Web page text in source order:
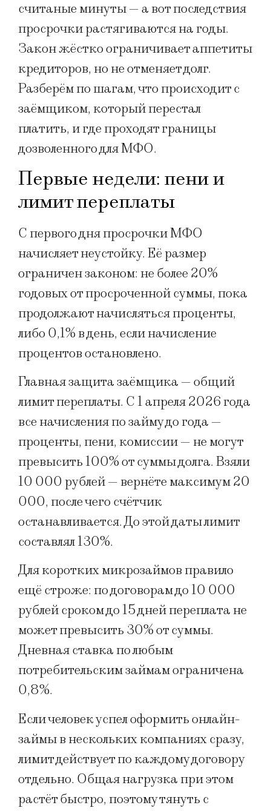
считаные минуты — а вот последствия
просрочки растягиваются на годы.
Закон жёстко ограничивает аппетиты
кредиторов, но не отменяет долг.
Разберём по шагам, что происходит с
заёмщиком, который перестал
платить, и где проходят границы
дозволенного для МФО.
Первые недели: пени и
лимит переплаты
С первого дня просрочки МФО
начисляет неустойку. Её размер
ограничен законом: не более 20%
годовых от просроченной суммы, пока
продолжают начисляться проценты,
либо 0,1% в день, если начисление
процентов остановлено.
Главная защита заёмщика — общий
лимит переплаты. С 1 апреля 2026 года
все начисления по займу до года —
проценты, пени, комиссии — не могут
превысить 100% от суммы долга. Взяли
10 000 рублей — вернёте максимум 20
000, после чего счётчик
останавливается. До этой даты лимит
составлял 130%.
Для коротких микрозаймов правило
ещё строже: по договорам до 10 000
рублей сроком до 15 дней переплата не
может превысить 30% от суммы.
Дневная ставка по любым
потребительским займам ограничена
0,8%.
Если человек успел оформить онлайн-
займы в нескольких компаниях сразу,
лимит действует по каждому договору
отдельно. Общая нагрузка при этом
растёт быстро, поэтому тянуть с